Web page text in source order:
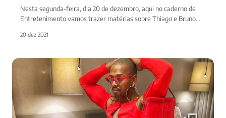
Nesta segunda-feira, dia 20 de dezembro, aqui no caderno de
Entretenimento vamos trazer matérias sobre Thiago e Bruno
20 dez 2021